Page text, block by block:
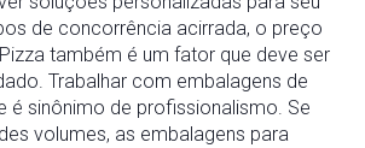
de concorrência acirrada, o preço
também é um fator que deve ser
Trabalhar com embalagens de
é sinônimo de profissionalismo. Se
volumes, as embalagens para